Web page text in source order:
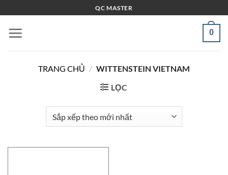
qua
nội
QC MASTER
0
TRANG CHỦ / WITTENSTEIN VIETNAM
LỌC